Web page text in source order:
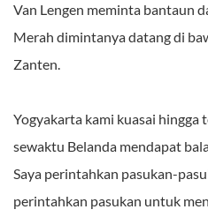
Van Lengen meminta bantaun
Merah dimintanya datang di
Zanten.
Yogyakarta kami kuasai hingga
sewaktu Belanda mendapat
Saya perintahkan pasukan-
perintahkan pasukan untuk